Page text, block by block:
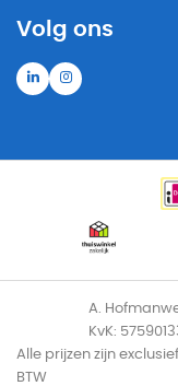
Volg ons
A.
KvK:
Alle prijzen zijn exclusief
BTW